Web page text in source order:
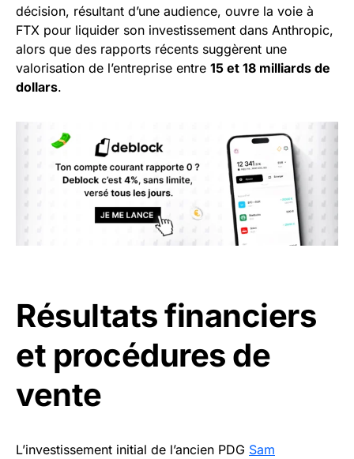
décision, résultant d’une audience, ouvre la voie à
FTX pour liquider son investissement dans Anthropic,
alors que des rapports récents suggèrent une
valorisation de l’entreprise entre 15 et 18 milliards de
dollars.
Résultats financiers
et procédures de
vente
L’investissement initial de l’ancien PDG Sam